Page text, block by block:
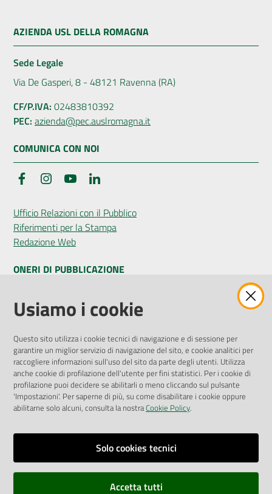
AZIENDA USL DELLA ROMAGNA
Sede Legale
Via De Gasperi, 8 - 48121 Ravenna (RA)
CF/P.IVA: 02483810392
PEC: azienda@pec.auslromagna.it
COMUNICA CON NOI
FacebookInstagramYouTube
Ufficio Relazioni con il Pubblico
Riferimenti per la Stampa
Redazione Web
ONERI DI PUBBLICAZIONE
Amministrazione Trasparente
Pubblicità legale
Privacy Policy
Attuazione Misure PNRR
Liste di Attesa
ENTI, IMPRESE E PARTNER
Fatturazione Elettronica
Richiesta Patrocinio
Usiamo i cookie
Questo sito utilizza i cookie tecnici di navigazione e di sessione per
garantire un miglior servizio di navigazione del sito, e cookie analitici per
raccogliere informazioni sull'uso del sito da parte degli utenti. Utilizza
anche cookie di profilazione dell'utente per fini statistici. Per i cookie di
profilazione puoi decidere se abilitarli o meno cliccando sul pulsante
'Impostazioni'. Per saperne di più, su come disabilitare i cookie oppure
abilitarne solo alcuni, consulta la nostraCookie Policy.
Solo cookies tecnici
Accetta tutti